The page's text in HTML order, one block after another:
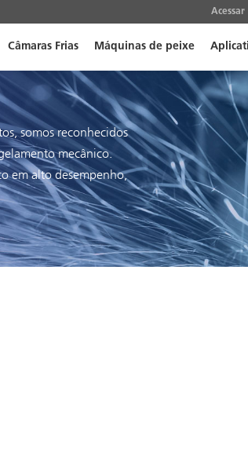
Acessar
Câmaras Frias Máquinas de peixe
somos reconhecidos
mecânico.
em alto desempenho,